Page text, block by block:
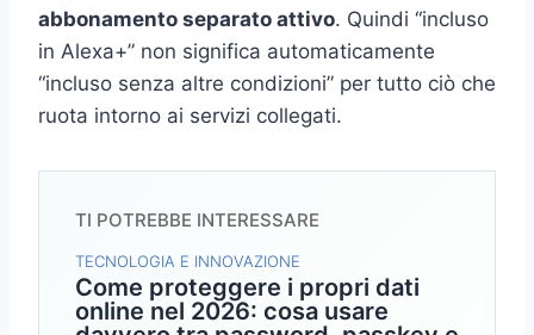
abbonamento separato attivo. Quindi “incluso
in Alexa+” non significa automaticamente
“incluso senza altre condizioni” per tutto ciò che
ruota intorno ai servizi collegati.
TI POTREBBE INTERESSARE
TECNOLOGIA E INNOVAZIONE
Come proteggere i propri dati
online nel 2026: cosa usare